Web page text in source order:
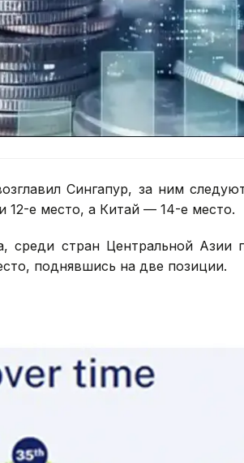
Сингапур, за ним
12-е место, а Китай — 14-е место.
среди стран Центральной Азии
поднявшись на две позиции.